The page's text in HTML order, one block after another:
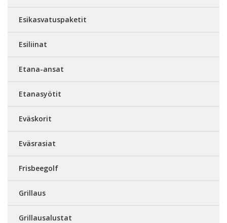
Esikasvatuspaketit
Esiliinat
Etana-ansat
Etanasyötit
Eväskorit
Eväsrasiat
Frisbeegolf
Grillaus
Grillausalustat